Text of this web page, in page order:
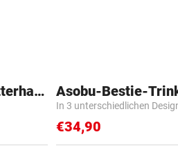
Esschert Design Futterhaus Asobu-Bestie-
In 3 unterschiedlichen
€34,90